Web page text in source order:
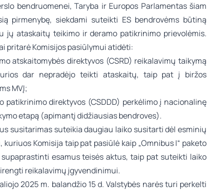
bendruomenei, Taryba ir Europos Parlamentas šiam
pirmenybę, siekdami suteikti ES bendrovėms būtiną
jų ataskaitų teikimo ir deramo patikrinimo prievolėmis.
pritarė Komisijos pasiūlymui atidėti:
atskaitomybės direktyvos (CSRD) reikalavimų taikymą
dar nepradėjo teikti ataskaitų, taip pat į biržos
MVĮ;
patikrinimo direktyvos (CSDDD) perkėlimo į nacionalinę
etapą (apimantį didžiausias bendroves).
susitarimas suteikia daugiau laiko susitarti dėl esminių
kuriuos Komisija taip pat pasiūlė kaip „Omnibus I“ paketo
esamus teisės aktus, taip pat suteikti laiko
reikalavimų įgyvendinimui.
2025 m. balandžio 15 d. Valstybės narės turi perkelti